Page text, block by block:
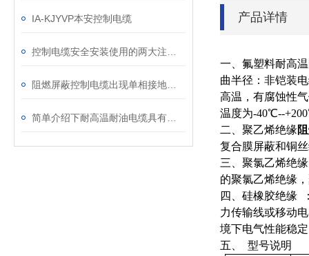
IA-KJYVP本安控制电缆 产品详情
一、氟塑料耐高温
曲半径：非铠装
高温，有腐蚀性
温度为-40℃--
二、聚乙烯绝缘
复合膜屏蔽和铜
三、聚氯乙烯绝
的聚氯乙烯绝缘
四、硅橡胶绝缘
力传输线或移动
境下电气性能稳
五、 型号说明